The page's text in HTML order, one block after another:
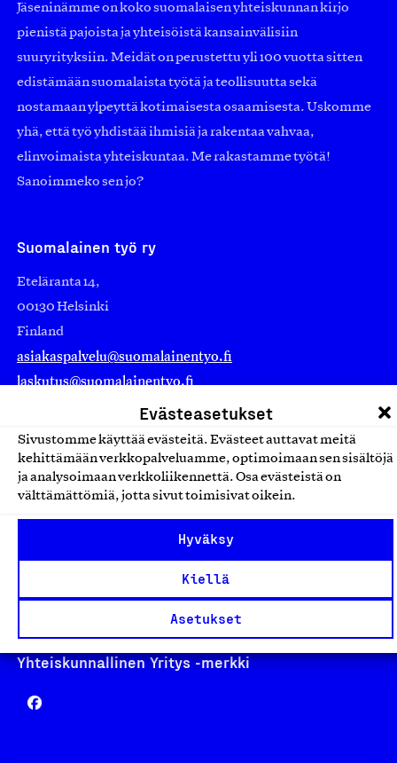
Evästeasetukset
Sivustomme käyttää evästeitä. Evästeet auttavat meitä
kehittämään verkkopalveluamme, optimoimaan sen sisältöjä
ja analysoimaan verkkoliikennettä. Osa evästeistä on
välttämättömiä, jotta sivut toimisivat oikein.
Hyväksy
Kiellä
Asetukset
Jäseninämme on koko suomalaisen yhteiskunnan kirjo
pienistä pajoista ja yhteisöistä kansainvälisiin
suuryrityksiin. Meidät on perustettu yli 100 vuotta sitten
edistämään suomalaista työtä ja teollisuutta sekä
nostamaan ylpeyttä kotimaisesta osaamisesta. Uskomme
yhä, että työ yhdistää ihmisiä ja rakentaa vahvaa,
elinvoimaista yhteiskuntaa. Me rakastamme työtä!
Sanoimmeko sen jo?
Suomalainen työ ry
Eteläranta 14,
00130 Helsinki
Finland
asiakaspalvelu@suomalainentyo.fi
laskutus@suomalainentyo.fi
Avainlippu
Yhteiskunnallinen Yritys -merkki